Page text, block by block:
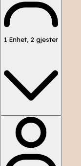
1 Enhet, 2 gjester